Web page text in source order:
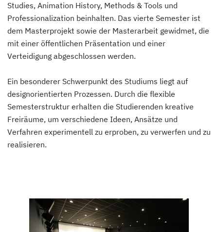
Studies, Animation History, Methods & Tools und
Professionalization beinhalten. Das vierte Semester ist
dem Masterprojekt sowie der Masterarbeit gewidmet, die
mit einer öffentlichen Präsentation und einer
Verteidigung abgeschlossen werden.
Ein besonderer Schwerpunkt des Studiums liegt auf
designorientierten Prozessen. Durch die flexible
Semesterstruktur erhalten die Studierenden kreative
Freiräume, um verschiedene Ideen, Ansätze und
Verfahren experimentell zu erproben, zu verwerfen und zu
realisieren.